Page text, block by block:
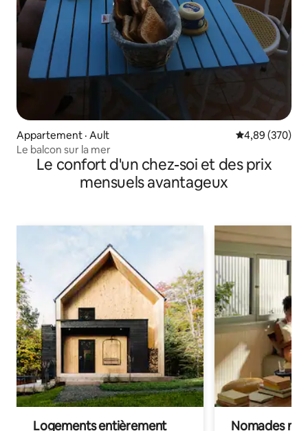
Appartement · Ault Note
4,89 (370)
Le balcon sur la mer
Le confort d'un chez-soi et des prix
mensuels avantageux
Logements entièrement Nomades